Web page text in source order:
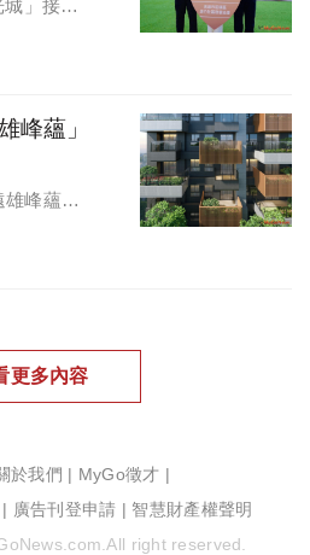
」接待
峰蘊」
峰蘊」
更多內容
於我們 MyGo徵才
廣告刊登申請
智慧財產權聲明
right reserved.